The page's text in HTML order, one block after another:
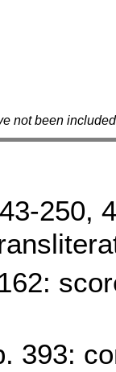
not been
250,
393: